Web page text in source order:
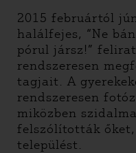
2015 februártól
halálfejes, “Ne
pórul jársz!”
rendszeresen
tagjait. A
rendszeresen
miközben
felszólították
települést.